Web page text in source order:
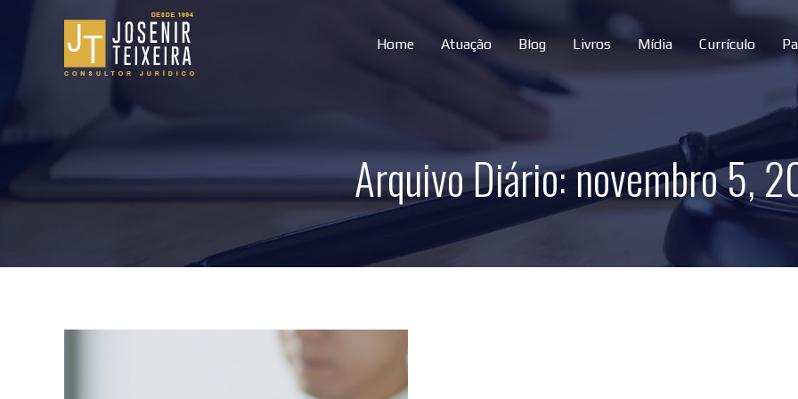
Home Atuação Blog Livros Mídia Currículo
Arquivo Diário:novembro 5,